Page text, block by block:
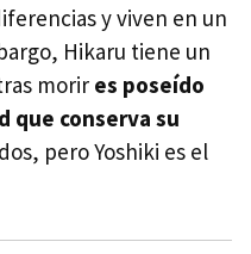
y viven en un
Hikaru tiene un
morir es poseído
que conserva su
pero Yoshiki es el